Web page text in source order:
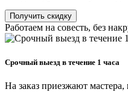
Получить скидку
Работаем на совесть, без
Срочный выезд в течение 1 часа
На заказ приезжают